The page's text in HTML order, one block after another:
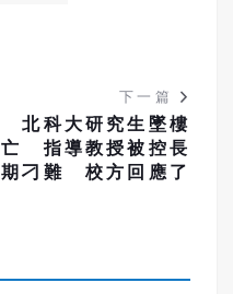
下一篇
北科大研究生墜樓
亡 指導教授被控長
期刁難 校方回應了